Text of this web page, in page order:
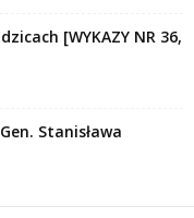
[WYKAZY NR 36,
Stanisława